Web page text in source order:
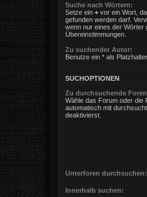
Suche nach Wörtern:
Setze ein + vor ein Wort,
gefunden werden darf.
wenn nur eines der Wörter
Übereinstimmungen.
Zu suchender Autor:
Benutze ein * als
SUCHOPTIONEN
Zu durchsuchende
Wähle das Forum oder die
automatisch mit
deaktivierst.
Unterforen durchsuchen:
Innerhalb suchen: